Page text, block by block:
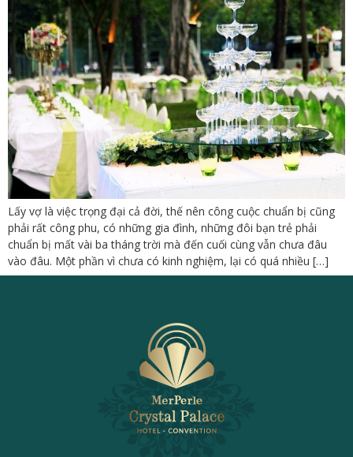
Lấy vợ là việc trọng đại cả đời, thế nên công cuộc chuẩn bị cũng
phải rất công phu, có những gia đình, những đôi bạn trẻ phải
chuẩn bị mất vài ba tháng trời mà đến cuối cùng vẫn chưa đâu
vào đâu. Một phần vì chưa có kinh nghiệm, lại có quá nhiều […]